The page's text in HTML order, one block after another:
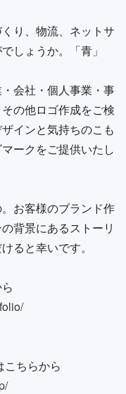
り、物流、ネットサ
しょうか。「青」
会社・個人事業・事
の他ロゴ作成をご検
インと気持ちのこも
ークをご提供いたし
お客様のブランド作
背景にあるストーリ
ると幸いです。
ちらから